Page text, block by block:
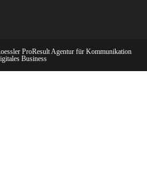
ProResult Agentur für Kommunikation
Business